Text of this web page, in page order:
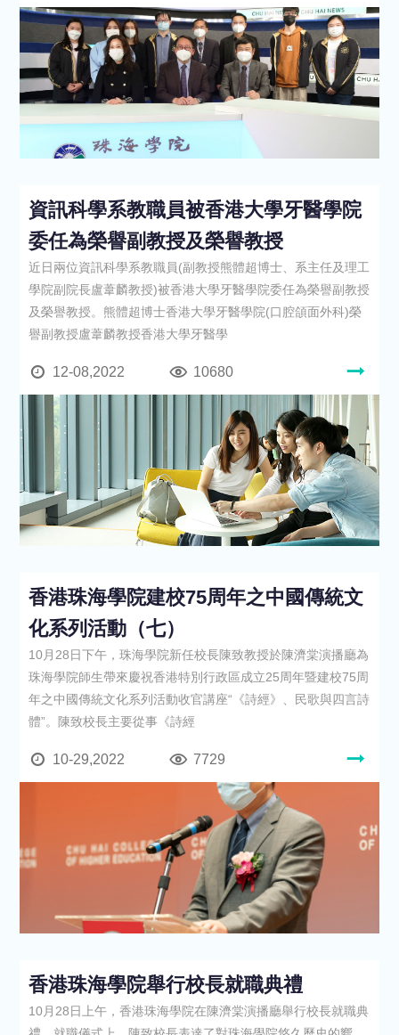
資訊科學系教職員被香港大學牙醫學院
委任為榮譽副教授及榮譽教授
近日兩位資訊科學系教職員(副教授熊體超博士、系主任及理工
學院副院長盧葦麟教授)被香港大學牙醫學院委任為榮譽副教授
及榮譽教授。熊體超博士香港大學牙醫學院(口腔頜面外科)榮
譽副教授盧葦麟教授香港大學牙醫學
12-08,2022 10680
香港珠海學院建校75周年之中國傳統文
化系列活動（七）
10月28日下午，珠海學院新任校長陳致教授於陳濟棠演播廳為
珠海學院師生帶來慶祝香港特別行政區成立25周年暨建校75周
年之中國傳統文化系列活動收官講座“《詩經》、民歌與四言詩
體”。陳致校長主要從事《詩經
10-29,2022 7729
香港珠海學院舉行校長就職典禮
10月28日上午，香港珠海學院在陳濟棠演播廳舉行校長就職典